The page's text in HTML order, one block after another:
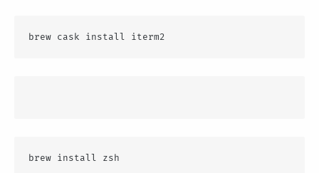
brew cask install iterm2
brew install zsh